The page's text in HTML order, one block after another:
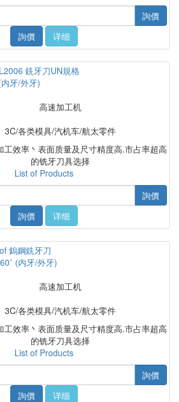
詢價
詢價
详细
牙/外牙)
高速加工机
3C/各类模具/汽机车/航太零件
工效率丶表面质量及尺寸精度高.市占率超高
的铣牙刀具选择
List of Products
詢價
詢價
详细
(内牙/外牙)
高速加工机
3C/各类模具/汽机车/航太零件
工效率丶表面质量及尺寸精度高.市占率超高
的铣牙刀具选择
List of Products
詢價
詢價
详细